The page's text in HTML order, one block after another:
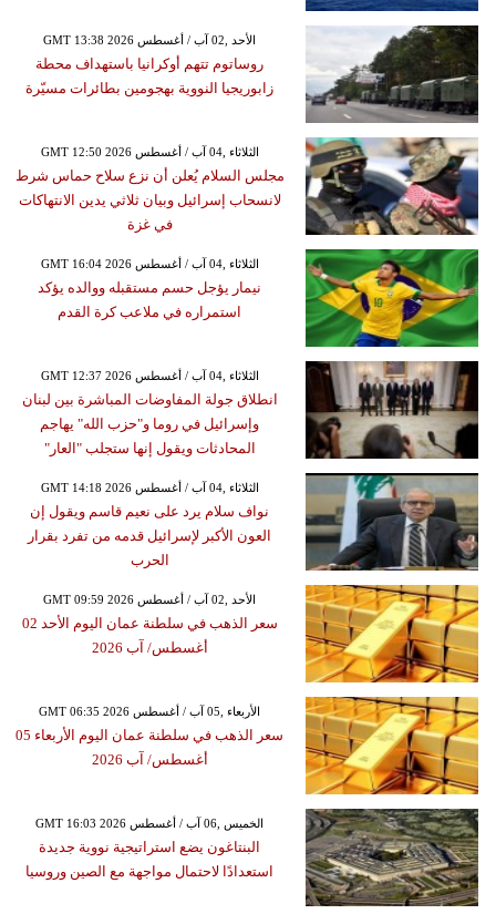
GMT 13:38 2026 الأحد ,02 آب / أغسطس
روساتوم تتهم أوكرانيا باستهداف محطة
زابوريجيا النووية بهجومين بطائرات مسيّرة
GMT 12:50 2026 الثلاثاء ,04 آب / أغسطس
مجلس السلام يُعلن أن نزع سلاح حماس شرط
لانسحاب إسرائيل وبيان ثلاثي يدين الانتهاكات
في غزة
GMT 16:04 2026 الثلاثاء ,04 آب / أغسطس
نيمار يؤجل حسم مستقبله ووالده يؤكد
استمراره في ملاعب كرة القدم
GMT 12:37 2026 الثلاثاء ,04 آب / أغسطس
انطلاق جولة المفاوضات المباشرة بين لبنان
وإسرائيل في روما و"حزب الله" يهاجم
المحادثات ويقول إنها ستجلب "العار"
GMT 14:18 2026 الثلاثاء ,04 آب / أغسطس
نواف سلام يرد على نعيم قاسم ويقول إن
العون الأكبر لإسرائيل قدمه من تفرد بقرار
الحرب
GMT 09:59 2026 الأحد ,02 آب / أغسطس
سعر الذهب في سلطنة عمان اليوم الأحد 02
أغسطس/ آب 2026
GMT 06:35 2026 الأربعاء ,05 آب / أغسطس
سعر الذهب في سلطنة عمان اليوم الأربعاء 05
أغسطس/ آب 2026
GMT 16:03 2026 الخميس ,06 آب / أغسطس
البنتاغون يضع استراتيجية نووية جديدة
استعدادًا لاحتمال مواجهة مع الصين وروسيا